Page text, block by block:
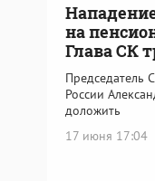
на
Глава СК
Председатель
России
доложить
17 июня 17:04